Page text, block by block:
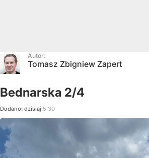
Autor:
Tomasz Zbigniew Zapert
Bednarska 2/4
Dodano: dzisiaj 5:30